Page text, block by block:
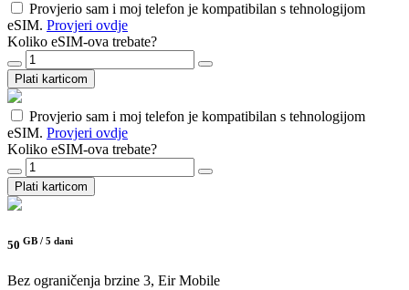
Provjerio sam i moj telefon je kompatibilan s tehnologijom
eSIM. Provjeri ovdje
Koliko eSIM-ova trebate?
Plati karticom
Provjerio sam i moj telefon je kompatibilan s tehnologijom
eSIM. Provjeri ovdje
Koliko eSIM-ova trebate?
Plati karticom
50 GB / 5 dani
Bez ograničenja brzine 3, Eir Mobile